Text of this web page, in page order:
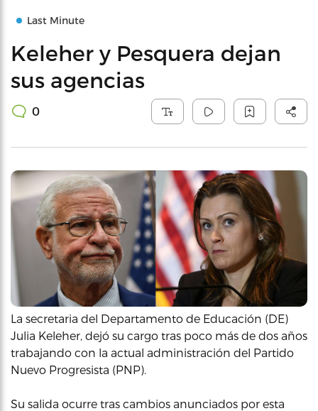
Last Minute
Keleher y Pesquera dejan
sus agencias
0
La secretaria del Departamento de Educación (DE)
Julia Keleher, dejó su cargo tras poco más de dos años
trabajando con la actual administración del Partido
Nuevo Progresista (PNP).
Su salida ocurre tras cambios anunciados por esta